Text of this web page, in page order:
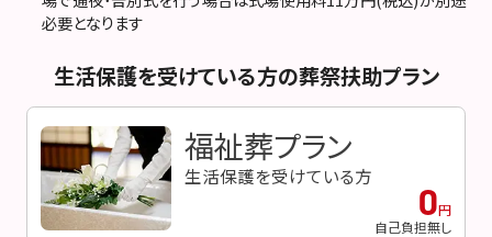
必要となります
生活保護を受けている方の葬祭扶助プラン
福祉葬プラン
生活保護を受けている方
0円
自己負担無し